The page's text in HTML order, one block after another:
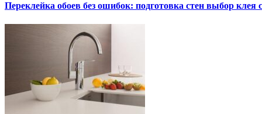
Переклейка обоев без ошибок: подготовка стен выбор клея